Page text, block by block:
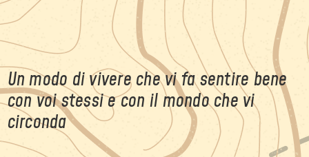
Un modo di vivere che vi fa sentire bene
con voi stessi e con il mondo che vi
circonda